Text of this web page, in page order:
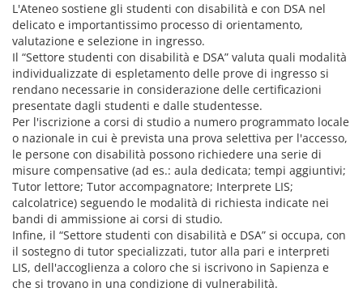
L'Ateneo sostiene gli studenti con disabilità e con DSA nel
delicato e importantissimo processo di orientamento,
valutazione e selezione in ingresso.
Il “Settore studenti con disabilità e DSA” valuta quali modalità
individualizzate di espletamento delle prove di ingresso si
rendano necessarie in considerazione delle certificazioni
presentate dagli studenti e dalle studentesse.
Per l'iscrizione a corsi di studio a numero programmato locale
o nazionale in cui è prevista una prova selettiva per l'accesso,
le persone con disabilità possono richiedere una serie di
misure compensative (ad es.: aula dedicata; tempi aggiuntivi;
Tutor lettore; Tutor accompagnatore; Interprete LIS;
calcolatrice) seguendo le modalità di richiesta indicate nei
bandi di ammissione ai corsi di studio.
Infine, il “Settore studenti con disabilità e DSA” si occupa, con
il sostegno di tutor specializzati, tutor alla pari e interpreti
LIS, dell'accoglienza a coloro che si iscrivono in Sapienza e
che si trovano in una condizione di vulnerabilità.